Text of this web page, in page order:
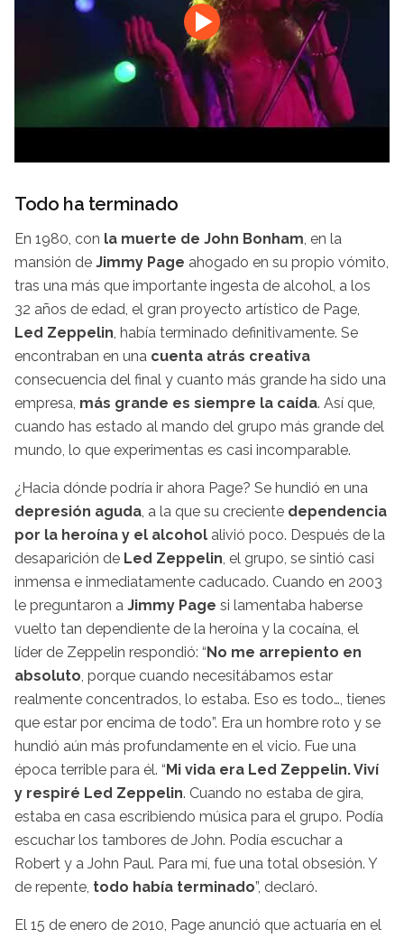
Todo ha terminado
En 1980, con la muerte de John Bonham , en la
mansión de Jimmy Page ahogado en su propio vómito,
tras una más que importante ingesta de alcohol, a los
32 años de edad, el gran proyecto artístico de Page,
Led Zeppelin , había terminado definitivamente. Se
encontraban en una cuenta atrás creativa
consecuencia del final y cuanto más grande ha sido una
empresa, más grande es siempre la caída. Así que,
cuando has estado al mando del grupo más grande del
mundo, lo que experimentas es casi incomparable.
¿Hacia dónde podría ir ahora Page? Se hundió en una
depresión aguda , a la que su creciente dependencia
por la heroína y el alcohol alivió poco. Después de la
desaparición de Led Zeppelin , el grupo, se sintió casi
inmensa e inmediatamente caducado. Cuando en 2003
le preguntaron a Jimmy Page si lamentaba haberse
vuelto tan dependiente de la heroína y la cocaína, el
líder de Zeppelin respondió: “No me arrepiento en
absoluto , porque cuando necesitábamos estar
realmente concentrados, lo estaba. Eso es todo…, tienes
que estar por encima de todo”. Era un hombre roto y se
hundió aún más profundamente en el vicio. Fue una
época terrible para él. “Mi vida era Led Zeppelin. Viví
y respiré Led Zeppelin. Cuando no estaba de gira,
estaba en casa escribiendo música para el grupo. Podía
escuchar los tambores de John. Podía escuchar a
Robert y a John Paul. Para mí, fue una total obsesión. Y
de repente, todo había terminado”, declaró.
El 15 de enero de 2010, Page anunció que actuaría en el